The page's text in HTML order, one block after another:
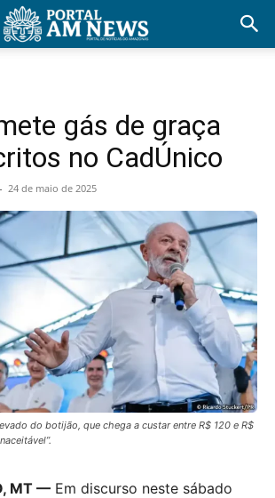
gás de graça
no CadÚnico
- 24 de maio de 2025
do botijão, que chega a custar entre R$ 120 e R$
MT — Em discurso neste sábado